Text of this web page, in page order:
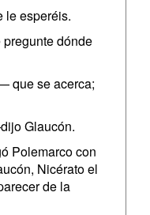
esperéis.
dónde
que se acerca;
Glaucón.
Polemarco con
Nicérato el
de la